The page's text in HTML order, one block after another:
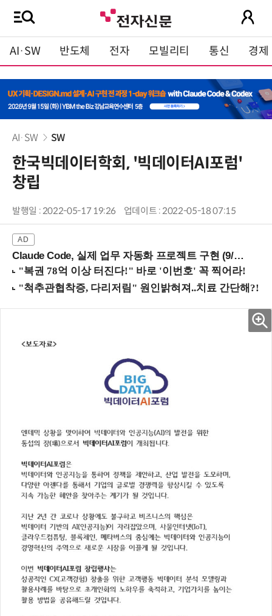
AI·SW 반도체 전자 모빌리티 통신 경제
AI·SW SW
한국빅데이터학회, '빅데이터AI포럼'
창립
발행일 : 2022-05-17 19:26 업데이트 : 2022-05-18 07:15
Claude Code, 실제 업무 자동화 프로젝트 구현 (9/16 ~17 강남역)